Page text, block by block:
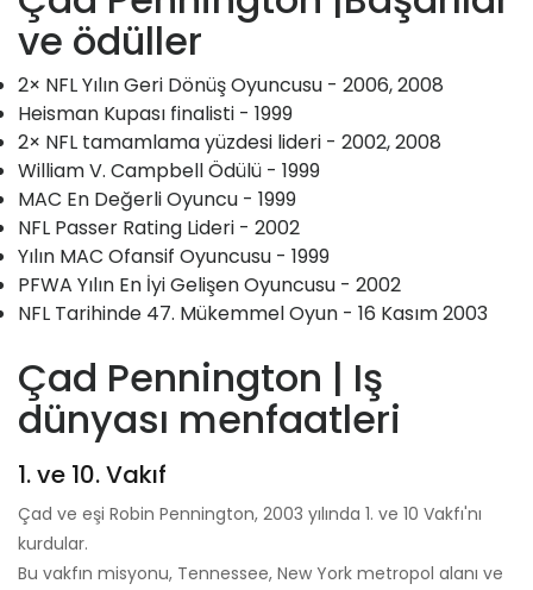
ve ödüller
2× NFL Yılın Geri Dönüş Oyuncusu - 2006, 2008
Heisman Kupası finalisti - 1999
2× NFL tamamlama yüzdesi lideri - 2002, 2008
William V. Campbell Ödülü - 1999
MAC En Değerli Oyuncu - 1999
NFL Passer Rating Lideri - 2002
Yılın MAC Ofansif Oyuncusu - 1999
PFWA Yılın En İyi Gelişen Oyuncusu - 2002
NFL Tarihinde 47. Mükemmel Oyun - 16 Kasım 2003
Çad Pennington | Iş
dünyası menfaatleri
1. ve 10. Vakıf
Çad ve eşi Robin Pennington, 2003 yılında 1. ve 10 Vakfı'nı
kurdular.
Bu vakfın misyonu, Tennessee, New York metropol alanı ve